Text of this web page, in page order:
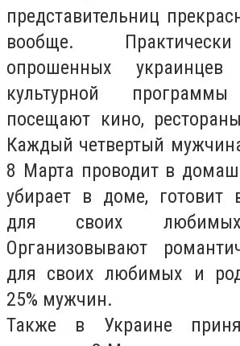
представительниц
вообще.
опрошенных
культурной
посещают кино,
Каждый четвертый
8 Марта проводит в
убирает в доме, готовит
для своих
Организовывают
для своих любимых и
25% мужчин.
Также в Украине